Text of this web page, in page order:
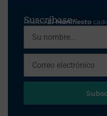
Suscríbase
RecibaEl Manifiesto